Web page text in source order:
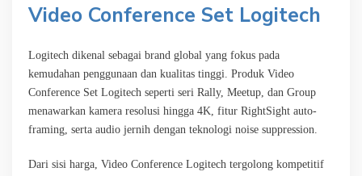
Video Conference Set Logitech
Logitech dikenal sebagai brand global yang fokus pada
kemudahan penggunaan dan kualitas tinggi. Produk Video
Conference Set Logitech seperti seri Rally, Meetup, dan Group
menawarkan kamera resolusi hingga 4K, fitur RightSight auto-
framing, serta audio jernih dengan teknologi noise suppression.
Dari sisi harga, Video Conference Logitech tergolong kompetitif